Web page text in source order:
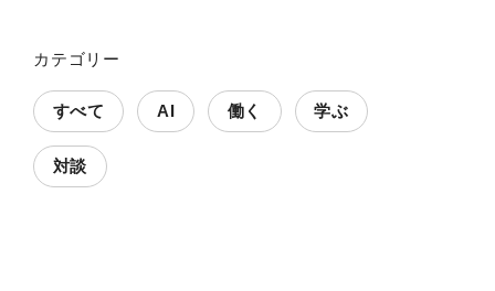
カテゴリー
すべて AI 働く 学ぶ
対談